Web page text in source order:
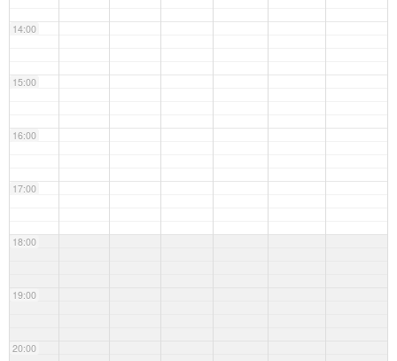
14:00
15:00
16:00
17:00
18:00
19:00
20:00